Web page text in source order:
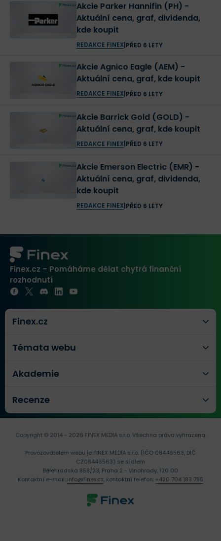
Akcie Parker Hannifin (PH) -
Aktuální cena, graf, dividenda,
kde koupit
REDAKCE FINEX| PŘED 6 LETY
Akcie Agnico Eagle (AEM) -
Aktuální cena, graf, kde koupit
REDAKCE FINEX| PŘED 6 LETY
Akcie Barrick Gold (GOLD) -
Aktuální cena, graf, kde koupit
REDAKCE FINEX| PŘED 6 LETY
Akcie Emerson Electric (EMR) -
Aktuální cena, graf, dividenda,
kde koupit
REDAKCE FINEX| PŘED 6 LETY
Finex.cz – Pomáháme dělat chytrá finanční
rozhodnutí
Finex.cz
Témata webu
Akademie
Recenze
Copyright © 2014 - 2026 FINEX MEDIA s.r.o.Všechna práva vyhrazena.
Provozovatelem webu je FINEX MEDIA s.r.o. (IČO 08446563, DIČ
CZ08446563) se sídlem
Bělehradská 858/23, Praha 2 - Vinohrady, 120 00
Kontaktní e-mail: info@finex.cz, kontaktní telefon: +420 704 183 785